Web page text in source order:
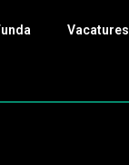
Vacatures